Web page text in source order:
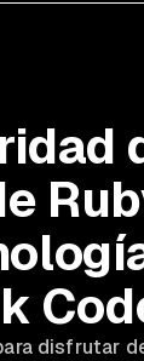
disfrutar